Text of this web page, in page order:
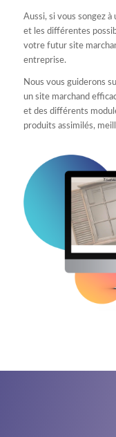
Aussi, si vous songez
et les différentes
votre futur site
entreprise.
Nous vous guiderons
un site marchand
et des différents
produits assimilés,